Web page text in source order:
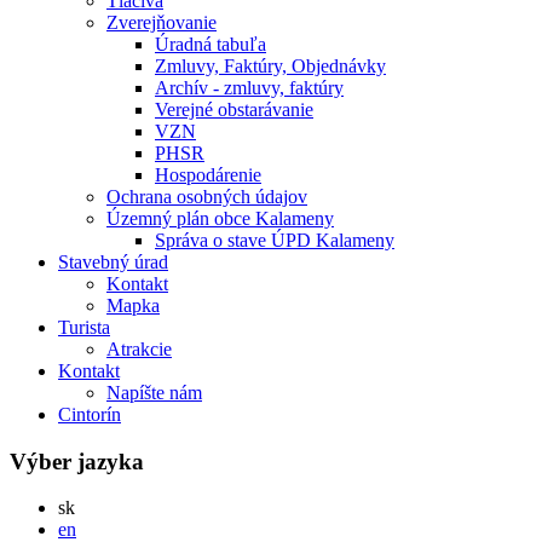
Zverejňovanie
Úradná tabuľa
Zmluvy, Faktúry, Objednávky
Archív - zmluvy, faktúry
Verejné obstarávanie
VZN
PHSR
Hospodárenie
Ochrana osobných údajov
Územný plán obce Kalameny
Správa o stave ÚPD Kalameny
Stavebný úrad
Kontakt
Mapka
Turista
Atrakcie
Kontakt
Napíšte nám
Cintorín
Výber jazyka
skSlovensky
en